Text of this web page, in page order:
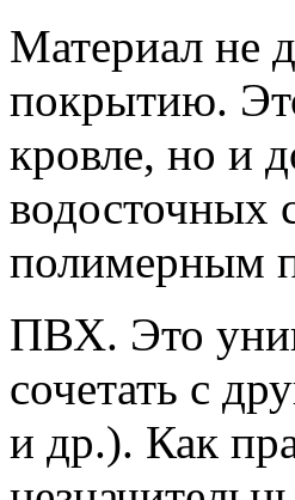
Материал не
покрытию.
кровле, но и
водосточных
полимерным
ПВХ. Это
сочетать с
и др.). Как